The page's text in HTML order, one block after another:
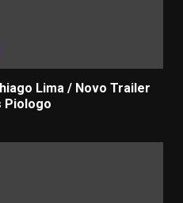
Lima / Novo Trailer
Piologo